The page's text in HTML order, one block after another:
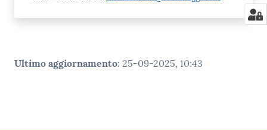
Ultimo aggiornamento: 25-09-2025, 10:43